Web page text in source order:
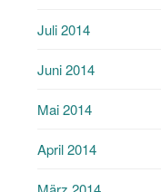
Juli 2014
Juni 2014
Mai 2014
April 2014